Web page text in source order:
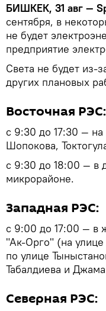
БИШКЕК, 31 авг —
сентября, в
не будет
предприятие
Света не будет из-
других плановых
Восточная РЭС:
с 9:30 до 17:30 —
Шопокова,
с 9:30 до 18:00 — в
микрорайоне.
Западная РЭС:
с 9:00 до 17:00 — в
"Ак-Орго" (на
по улице
Табалдиева и
Северная РЭС: